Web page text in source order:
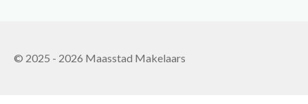
© 2025 - 2026 Maasstad Makelaars